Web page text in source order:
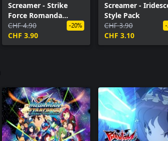
Screamer - Strike
Force Romanda
Customization Pack
CHF 4.90
CHF 3.90
-20%
Screamer -
Style Pack
CHF 3.90
CHF 3.10
-